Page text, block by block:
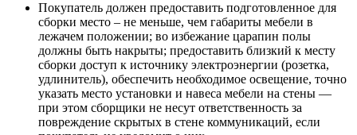
Покупатель должен предоставить подготовленное для
сборки место – не меньше, чем габариты мебели в
лежачем положении; во избежание царапин полы
должны быть накрыты; предоставить близкий к месту
сборки доступ к источнику электроэнергии (розетка,
удлинитель), обеспечить необходимое освещение, точно
указать место установки и навеса мебели на стены —
при этом сборщики не несут ответственность за
повреждение скрытых в стене коммуникаций, если